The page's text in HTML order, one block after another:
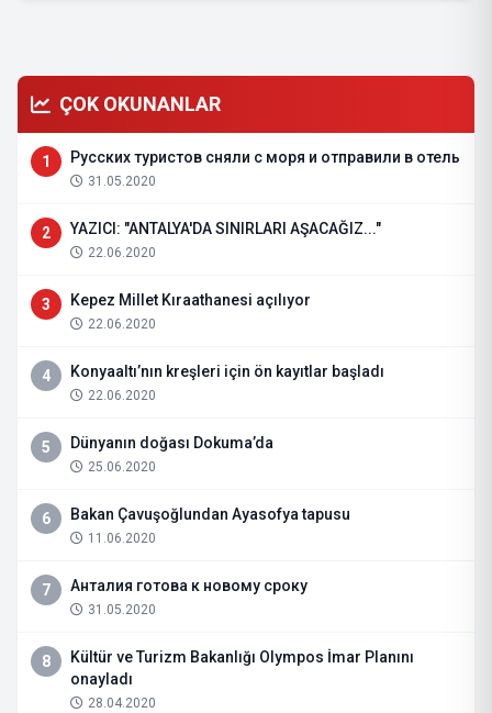
ÇOK OKUNANLAR
1 Русских туристов сняли с моря и отправили в отель
31.05.2020
2 YAZICI: "ANTALYA'DA SINIRLARI AŞACAĞIZ..."
22.06.2020
3 Kepez Millet Kıraathanesi açılıyor
22.06.2020
4 Konyaaltı’nın kreşleri için ön kayıtlar başladı
22.06.2020
5 Dünyanın doğası Dokuma’da
25.06.2020
6 Bakan Çavuşoğlundan Ayasofya tapusu
11.06.2020
7 Анталия готова к новому сроку
31.05.2020
8
Kültür ve Turizm Bakanlığı Olympos İmar Planını
onayladı
28.04.2020